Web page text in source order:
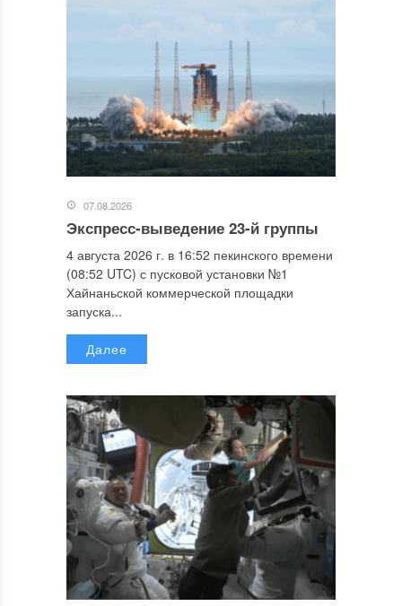
07.08.2026
Экспресс-выведение 23-й группы
4 августа 2026 г. в 16:52 пекинского времени
(08:52 UTC) с пусковой установки №1
Хайнаньской коммерческой площадки
запуска...
Далее